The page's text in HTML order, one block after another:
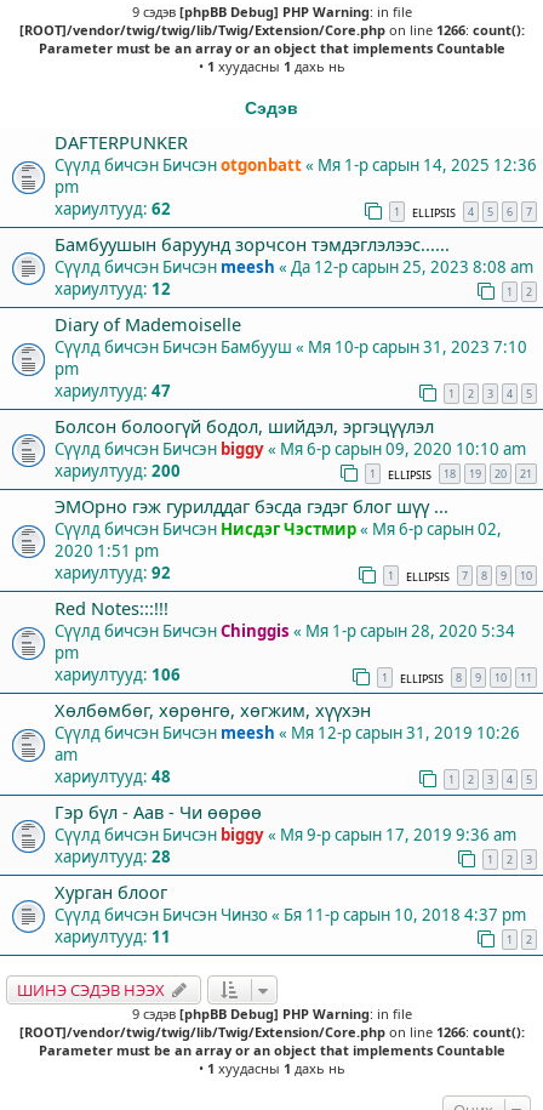
9 сэдэв [phpBB Debug] PHP Warning: in file
[ROOT]/vendor/twig/twig/lib/Twig/Extension/Core.phpon line 1266: count():
Parameter must be an array or an object that implements Countable
• 1 хуудасны 1 дахь нь
Сэдэв
DAFTERPUNKER
Сүүлд бичсэн Бичсэнotgonbatt« Мя 1-р сарын 14, 2025 12:36
pm
хариултууд: 62 1 ELLIPSIS 4 5 6 7
Бамбуушын баруунд зорчсон тэмдэглэлээс......
Сүүлд бичсэн Бичсэн meesh « Да 12-р сарын 25, 2023 8:08 am
хариултууд: 12 1 2
Diary of Mademoiselle
Сүүлд бичсэн Бичсэн Бамбууш « Мя 10-р сарын 31, 2023 7:10
pm
хариултууд: 47 1 2 3 4 5
Болсон болоогүй бодол, шийдэл, эргэцүүлэл
Сүүлд бичсэн Бичсэн biggy« Мя 6-р сарын 09, 2020 10:10 am
хариултууд: 200 1 ELLIPSIS 18 19 20 21
ЭМОрно гэж гурилддаг бэсда гэдэг блог шүү ...
Сүүлд бичсэн Бичсэн Нисдэг Чэстмир« Мя 6-р сарын 02,
2020 1:51 pm
хариултууд: 92 1 ELLIPSIS 7 8 9 10
Red Notes:::!!!
Сүүлд бичсэн БичсэнChinggis « Мя 1-р сарын 28, 2020 5:34
pm
хариултууд: 106 1 ELLIPSIS 8 9 10 11
Хөлбөмбөг, хөрөнгө, хөгжим, хүүхэн
Сүүлд бичсэн Бичсэн meesh « Мя 12-р сарын 31, 2019 10:26
am
хариултууд: 48 1 2 3 4 5
Гэр бүл - Аав - Чи өөрөө
Сүүлд бичсэн Бичсэн biggy« Мя 9-р сарын 17, 2019 9:36 am
хариултууд: 28 1 2 3
Хурган блоог
Сүүлд бичсэн Бичсэн Чинзо« Бя 11-р сарын 10, 2018 4:37 pm
хариултууд: 11 1 2
ШИНЭ СЭДЭВ НЭЭХ
9 сэдэв [phpBB Debug] PHP Warning: in file
[ROOT]/vendor/twig/twig/lib/Twig/Extension/Core.phpon line 1266: count():
Parameter must be an array or an object that implements Countable
• 1 хуудасны 1 дахь нь